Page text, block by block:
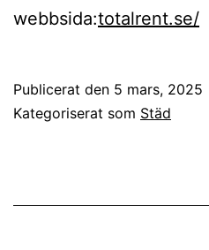
webbsida:totalrent.se/
Publicerat den 5 mars, 2025
Kategoriserat som Städ